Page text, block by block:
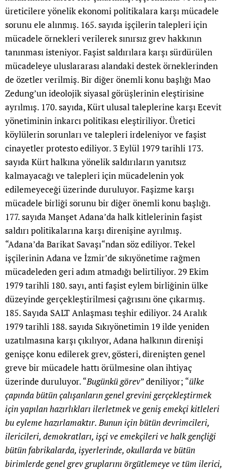
üreticilere yönelik ekonomi politikalara karşı mücadele
sorunu ele alınmış. 165. sayıda işçilerin talepleri için
mücadele örnekleri verilerek sınırsız grev hakkının
tanınması isteniyor. Faşist saldırılara karşı sürdürülen
mücadeleye uluslararası alandaki destek örneklerinden
de özetler verilmiş. Bir diğer önemli konu başlığı Mao
Zedung’un ideolojik siyasal görüşlerinin eleştirisine
ayrılmış. 170. sayıda, Kürt ulusal taleplerine karşı Ecevit
yönetiminin inkarcı politikası eleştiriliyor. Üretici
köylülerin sorunları ve talepleri irdeleniyor ve faşist
cinayetler protesto ediliyor. 3 Eylül 1979 tarihli 173.
sayıda Kürt halkına yönelik saldırıların yanıtsız
kalmayacağı ve talepleri için mücadelenin yok
edilemeyeceği üzerinde duruluyor. Faşizme karşı
mücadele birliği sorunu bir diğer önemli konu başlığı.
177. sayıda Manşet Adana’da halk kitlelerinin faşist
saldırı politikalarına karşı direnişine ayrılmış.
“Adana’da Barikat Savaşı“ndan söz ediliyor. Tekel
işçilerinin Adana ve İzmir’de sıkıyönetime rağmen
mücadeleden geri adım atmadığı belirtiliyor. 29 Ekim
1979 tarihli 180. sayı, anti faşist eylem birliğinin ülke
düzeyinde gerçekleştirilmesi çağrısını öne çıkarmış.
185. Sayıda SALT Anlaşması teşhir ediliyor. 24 Aralık
1979 tarihli 188. sayıda Sıkıyönetimin 19 ilde yeniden
uzatılmasına karşı çıkılıyor, Adana halkının direnişi
genişçe konu edilerek grev, gösteri, direnişten genel
greve bir mücadele hattı örülmesine olan ihtiyaç
üzerinde duruluyor. “Bugünkü görev” deniliyor; “ülke
çapında bütün çalışanların genel grevini gerçekleştirmek
için yapılan hazırlıkları ilerletmek ve geniş emekçi kitleleri
bu eyleme hazırlamaktır. Bunun için bütün devrimcileri,
ilericileri, demokratları, işçi ve emekçileri ve halk gençliği
bütün fabrikalarda, işyerlerinde, okullarda ve bütün
birimlerde genel grev gruplarını örgütlemeye ve tüm ilerici,